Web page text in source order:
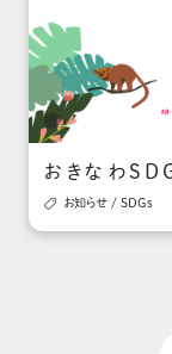
おきなわ
 お知らせ/ SDGs